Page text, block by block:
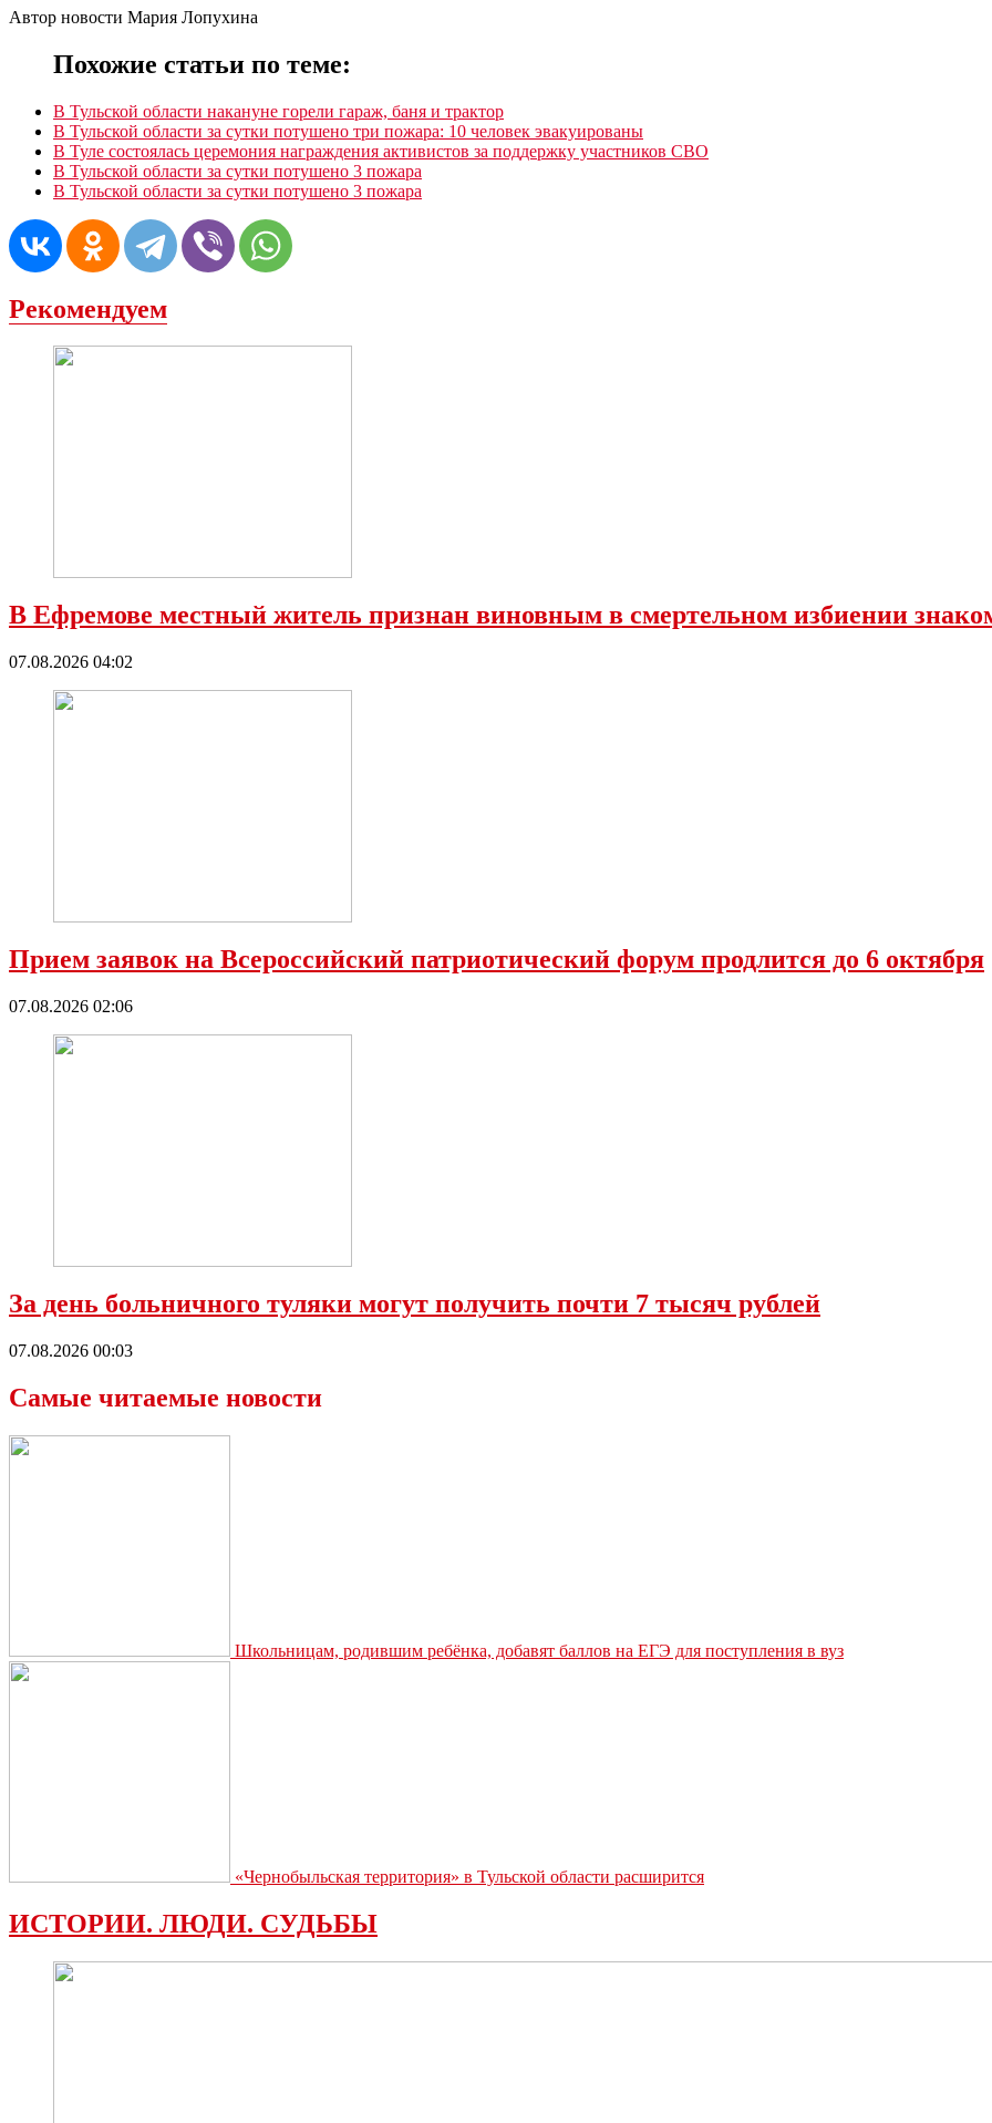
Автор новости Мария Лопухина
Похожие статьи по теме:
В Тульской области накануне горели гараж, баня и трактор
В Тульской области за сутки потушено три пожара: 10 человек эвакуированы
В Туле состоялась церемония награждения активистов за поддержку участников СВО
В Тульской области за сутки потушено 3 пожара
В Тульской области за сутки потушено 3 пожара
Рекомендуем
В Ефремове местный житель признан виновным в смертельном избиении
07.08.2026 04:02
Прием заявок на Всероссийский патриотический форум продлится до 6 октября
07.08.2026 02:06
За день больничного туляки могут получить почти 7 тысяч рублей
07.08.2026 00:03
Самые читаемые новости
Школьницам, родившим ребёнка, добавят баллов на ЕГЭ для поступления в вуз
«Чернобыльская территория» в Тульской области расширится
ИСТОРИИ. ЛЮДИ. СУДЬБЫ